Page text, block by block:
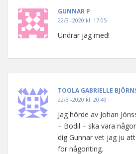
GUNNAR P
22/3 -2020 kl. 17:05
Undrar jag med!
TOOLA GABRIELLE
22/3 -2020 kl. 20:49
Jag hörde av Johan
– Bodil – ska vara
dig Gunnar vet jag ju
för någonting.